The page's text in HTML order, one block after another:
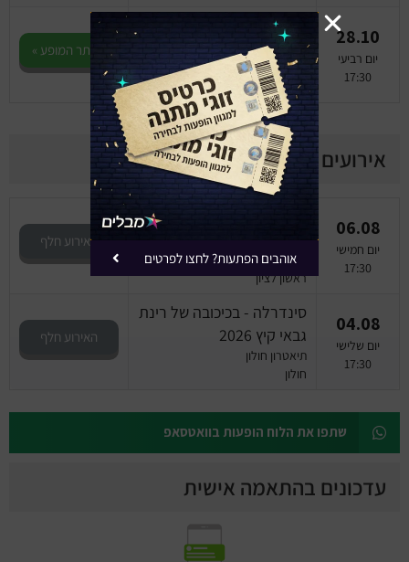
28.10
יום רביעי
17:30
סינדרלה - בכיכובה של רינת
גבאי קיץ 2026
תיאטרון גבעתיים
גבעתיים
לאתר המופע »
אירועים שחלפו
06.08
יום חמישי
17:30
סינדרלה - בכיכובה של רינת
היכל התרבות
ראשון לציון
האירוע חלף
04.08
יום שלישי
17:30
סינדרלה - בכיכובה של רינת
גבאי קיץ 2026
תיאטרון חולון
חולון
האירוע חלף
שתפו את הלוח הופעות בוואטסאפ
עדכונים בהתאמה אישית
אוהבים הפתעות? לחצו לפרטים